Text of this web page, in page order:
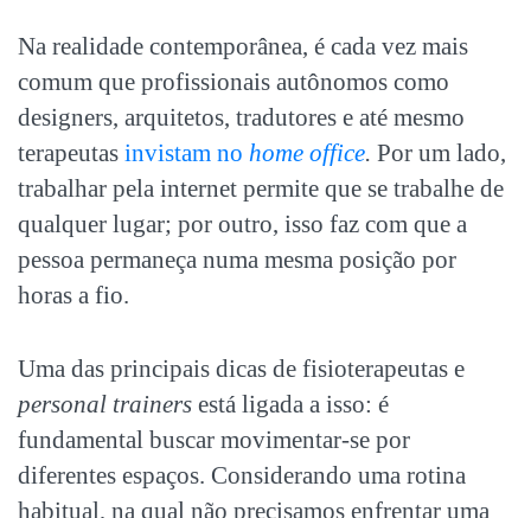
Na realidade contemporânea, é cada vez mais
comum que profissionais autônomos como
designers, arquitetos, tradutores e até mesmo
terapeutas invistam no home office. Por um lado,
trabalhar pela internet permite que se trabalhe de
qualquer lugar; por outro, isso faz com que a
pessoa permaneça numa mesma posição por
horas a fio.
Uma das principais dicas de fisioterapeutas e
personal trainers está ligada a isso: é
fundamental buscar movimentar-se por
diferentes espaços. Considerando uma rotina
habitual, na qual não precisamos enfrentar uma